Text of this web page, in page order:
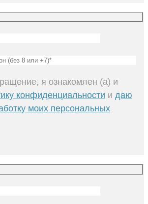
я ознакомлен (а) и
конфиденциальности и даю
моих персональных